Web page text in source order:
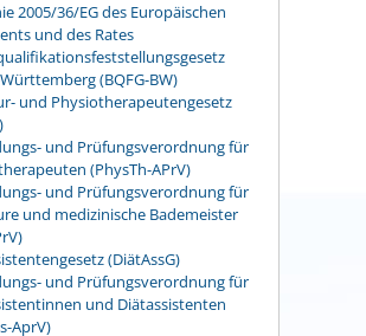
2005/36/EG des Europäischen
und des Rates
(BQFG-BW)
und Physiotherapeutengesetz
und Prüfungsverordnung für
(PhysTh-APrV)
und Prüfungsverordnung für
und medizinische Bademeister
(DiätAssG)
und Prüfungsverordnung für
und Diätassistenten
AprV)